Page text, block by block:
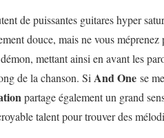
de puissantes guitares hyper
douce, mais ne vous méprenez
mettant ainsi en avant les
de la chanson. Si And One se
partage également un grand
talent pour trouver des